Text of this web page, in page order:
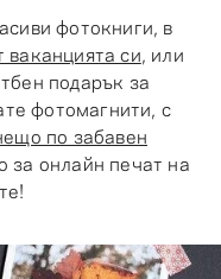
фотокниги, в
ваканцията си , или
подарък за
фотомагнити, с
по забавен
за онлайн печат на